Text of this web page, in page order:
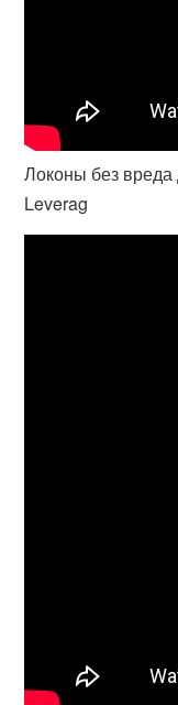
Локоны без вреда
Leverag